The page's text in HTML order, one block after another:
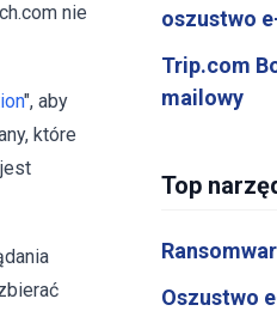
nie
", aby
które
oszustwo
Trip.com
mailowy
Top
Oszustwo